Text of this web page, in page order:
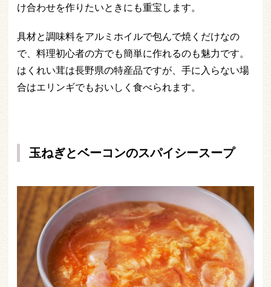
け合わせを作りたいときにも重宝します。
具材と調味料をアルミホイルで包んで焼くだけなの
で、料理初心者の方でも簡単に作れるのも魅力です。
はくれい茸は長野県の特産品ですが、手に入らない場
合はエリンギでもおいしく食べられます。
玉ねぎとベーコンのスパイシースープ